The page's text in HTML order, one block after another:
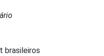
brasileiros